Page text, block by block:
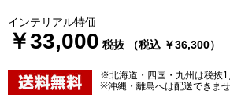
インテリアル特価
￥33,000 税抜 （税込 ￥36,300）
※北海道・四国・九州は税抜
※沖縄・離島へは配送できませ